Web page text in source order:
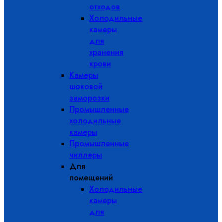
отходов
Холодильные
камеры
для
хранения
крови
Камеры
шоковой
заморозки
Промышленные
холодильные
камеры
Промышленные
чиллеры
Для
помещений
Холодильные
камеры
для